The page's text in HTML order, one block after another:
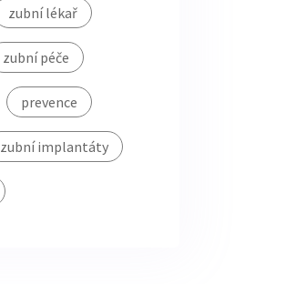
zubní lékař
zubní péče
prevence
zubní implantáty